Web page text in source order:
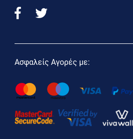
Ασφαλείς Αγορές με: